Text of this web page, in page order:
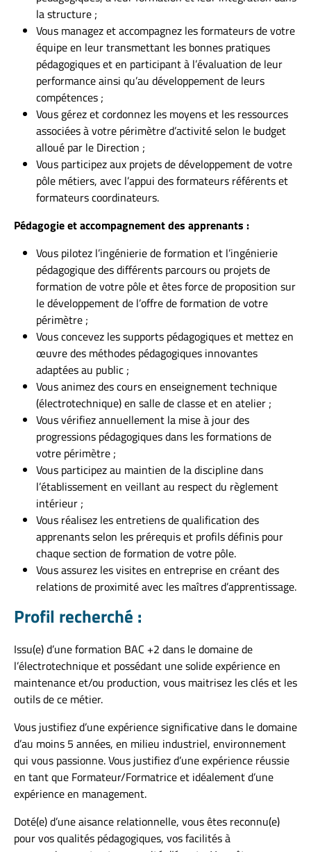
la structure ;
Vous managez et accompagnez les formateurs de votre
équipe en leur transmettant les bonnes pratiques
pédagogiques et en participant à l’évaluation de leur
performance ainsi qu’au développement de leurs
compétences ;
Vous gérez et cordonnez les moyens et les ressources
associées à votre périmètre d’activité selon le budget
alloué par le Direction ;
Vous participez aux projets de développement de votre
pôle métiers, avec l’appui des formateurs référents et
formateurs coordinateurs.
Pédagogie et accompagnement des apprenants :
Vous pilotez l’ingénierie de formation et l’ingénierie
pédagogique des différents parcours ou projets de
formation de votre pôle et êtes force de proposition sur
le développement de l’offre de formation de votre
périmètre ;
Vous concevez les supports pédagogiques et mettez en
œuvre des méthodes pédagogiques innovantes
adaptées au public ;
Vous animez des cours en enseignement technique
(électrotechnique) en salle de classe et en atelier ;
Vous vérifiez annuellement la mise à jour des
progressions pédagogiques dans les formations de
votre périmètre ;
Vous participez au maintien de la discipline dans
l’établissement en veillant au respect du règlement
intérieur ;
Vous réalisez les entretiens de qualification des
apprenants selon les prérequis et profils définis pour
chaque section de formation de votre pôle.
Vous assurez les visites en entreprise en créant des
relations de proximité avec les maîtres d’apprentissage.
Profil recherché :
Issu(e) d’une formation BAC +2 dans le domaine de
l’électrotechnique et possédant une solide expérience en
maintenance et/ou production, vous maitrisez les clés et les
outils de ce métier.
Vous justifiez d’une expérience significative dans le domaine
d’au moins 5 années, en milieu industriel, environnement
qui vous passionne. Vous justifiez d’une expérience réussie
en tant que Formateur/Formatrice et idéalement d’une
expérience en management.
Doté(e) d’une aisance relationnelle, vous êtes reconnu(e)
pour vos qualités pédagogiques, vos facilités à